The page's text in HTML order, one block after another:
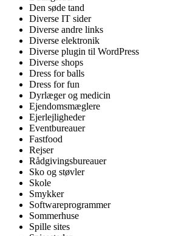
Den søde tand
Diverse IT sider
Diverse andre links
Diverse elektronik
Diverse plugin til WordPress
Diverse shops
Dress for balls
Dress for fun
Dyrlæger og medicin
Ejendomsmæglere
Ejerlejligheder
Eventbureauer
Fastfood
Rejser
Rådgivingsbureauer
Sko og støvler
Skole
Smykker
Softwareprogrammer
Sommerhuse
Spille sites